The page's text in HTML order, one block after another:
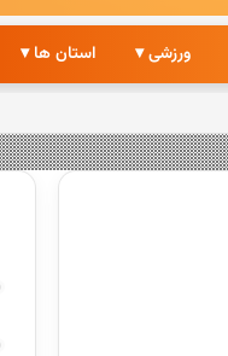
ورزشی ▾ استان ها ▾